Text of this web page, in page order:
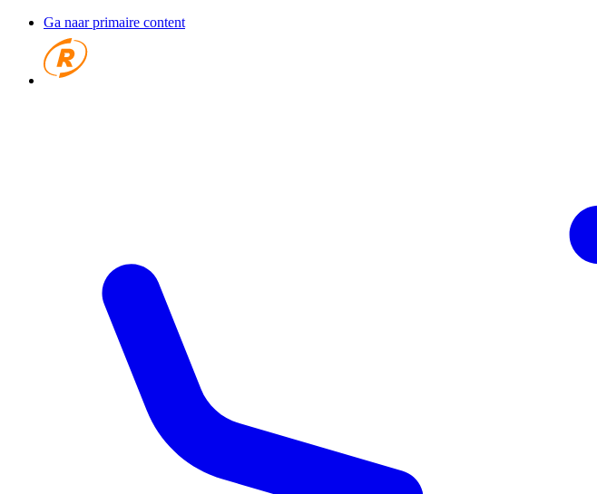
Ga naar primaire content